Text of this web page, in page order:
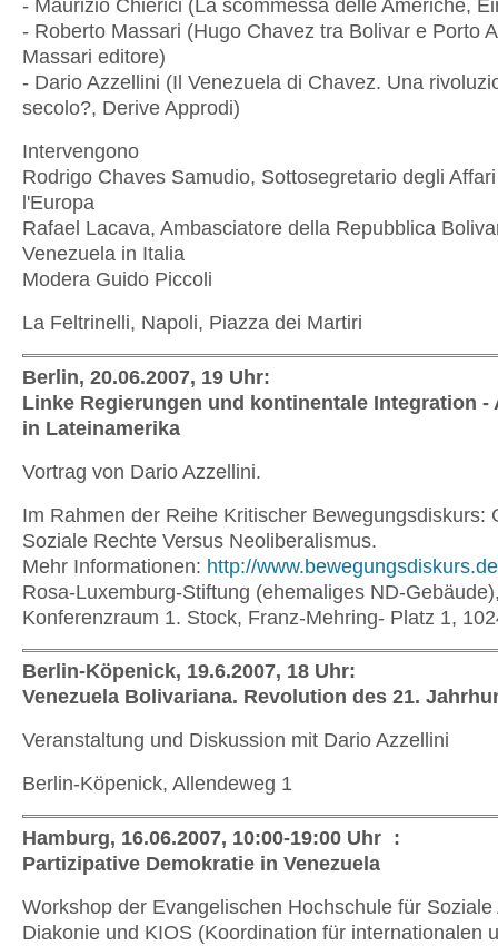
- Maurizio Chierici (La scommessa delle Americhe,
- Roberto Massari (Hugo Chavez tra Bolivar e Porto
Massari editore)
- Dario Azzellini (Il Venezuela di Chavez. Una
secolo?, Derive Approdi)
Intervengono
Rodrigo Chaves Samudio, Sottosegretario degli
l'Europa
Rafael Lacava, Ambasciatore della Repubblica
Venezuela in Italia
Modera Guido Piccoli
La Feltrinelli, Napoli, Piazza dei Martiri
Berlin, 20.06.2007, 19 Uhr:
Linke Regierungen und kontinentale Integration -
in Lateinamerika
Vortrag von Dario Azzellini.
Im Rahmen der Reihe Kritischer Bewegungsdiskurs:
Soziale Rechte Versus Neoliberalismus.
Mehr Informationen: http://www.bewegungsdiskurs.de
Rosa-Luxemburg-Stiftung (ehemaliges ND-
Konferenzraum 1. Stock, Franz-Mehring- Platz 1,
Berlin-Köpenick, 19.6.2007, 18 Uhr:
Venezuela Bolivariana. Revolution des 21.
Veranstaltung und Diskussion mit Dario Azzellini
Berlin-Köpenick, Allendeweg 1
Hamburg, 16.06.2007, 10:00-19:00 Uhr :
Partizipative Demokratie in Venezuela
Workshop der Evangelischen Hochschule für Soziale
Diakonie und KIOS (Koordination für internationalen